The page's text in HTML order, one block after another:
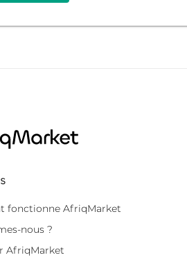
fonctionne AfriqMarket
nous ?
AfriqMarket